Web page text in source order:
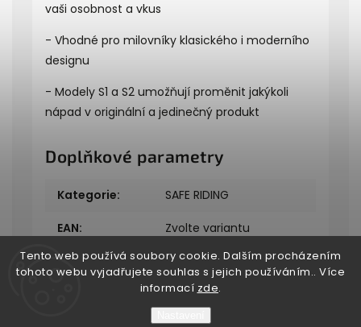
Tento web používá soubory cookie. Dalším procházením
tohoto webu vyjadřujete souhlas s jejich používáním.. Více
informací zde.
vaši osobnost a vkus
- Vhodné pro milovníky klasického i moderního
designu
- Modely S1 a S2 umožňují proměnit jakýkoli
nápad v originální a jedinečný produkt
Doplňkové parametry
Kategorie: SAFE RIDING
EAN: Zvolte variantu